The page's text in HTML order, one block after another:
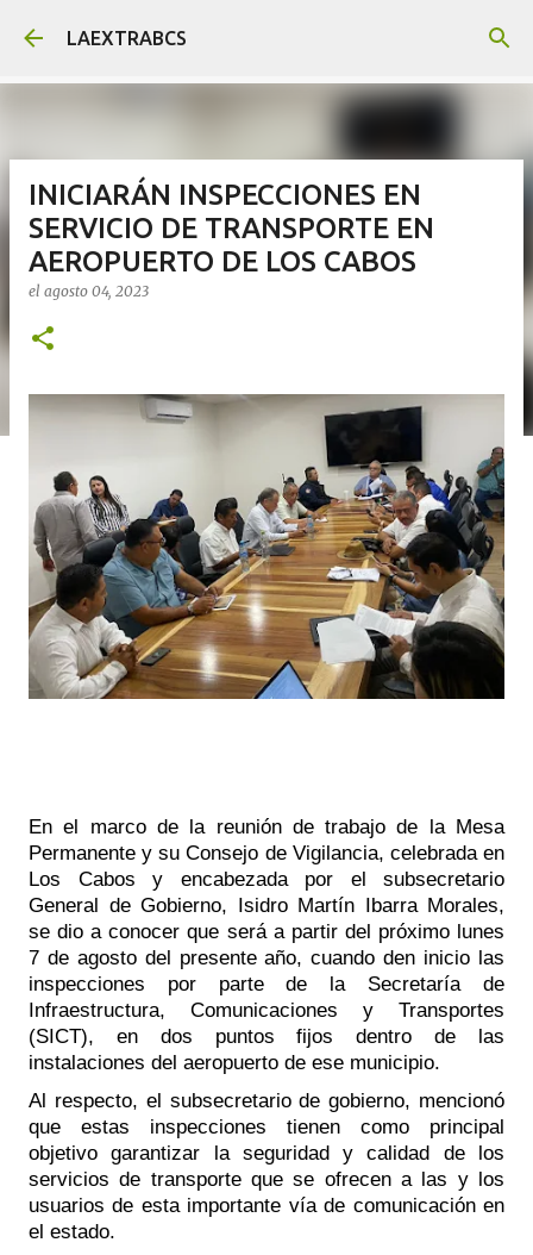
Ir al contenido principal
LAEXTRABCS
INICIARÁN INSPECCIONES EN
SERVICIO DE TRANSPORTE EN
AEROPUERTO DE LOS CABOS
el agosto 04, 2023
En el marco de la reunión de trabajo de la Mesa
Permanente y su Consejo de Vigilancia, celebrada en
Los Cabos y encabezada por el subsecretario
General de Gobierno, Isidro Martín Ibarra Morales,
se dio a conocer que será a partir del próximo lunes
7 de agosto del presente año, cuando den inicio las
inspecciones por parte de la Secretaría de
Infraestructura, Comunicaciones y Transportes
(SICT), en dos puntos fijos dentro de las
instalaciones del aeropuerto de ese municipio.
Al respecto, el subsecretario de gobierno, mencionó
que estas inspecciones tienen como principal
objetivo garantizar la seguridad y calidad de los
servicios de transporte que se ofrecen a las y los
usuarios de esta importante vía de comunicación en
el estado.